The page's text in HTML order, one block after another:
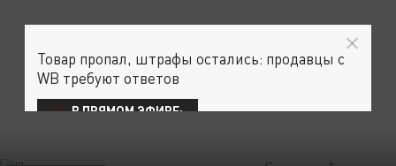
Товар пропал, штрафы остались: продавцы с
WB требуют ответов
В ПРЯМОМ ЭФИРЕ: